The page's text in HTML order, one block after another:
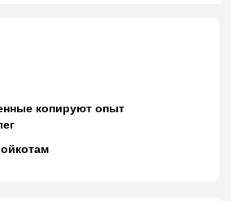
копируют опыт